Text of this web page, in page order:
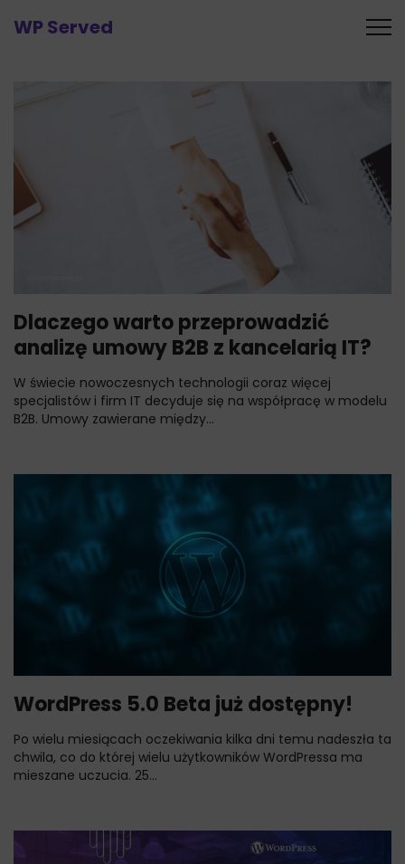
WP Served
Dlaczego warto przeprowadzić
analizę umowy B2B z kancelarią IT?
W świecie nowoczesnych technologii coraz więcej
specjalistów i firm IT decyduje się na współpracę w modelu
B2B. Umowy zawierane między...
WordPress 5.0 Beta już dostępny!
Po wielu miesiącach oczekiwania kilka dni temu nadeszła ta
chwila, co do której wielu użytkowników WordPressa ma
mieszane uczucia. 25...